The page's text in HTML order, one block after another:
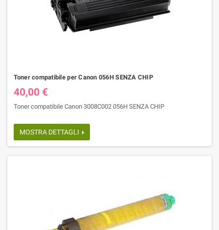
Toner compatibile per Canon 056H SENZA CHIP
40,00 €
Toner compatibile Canon 3008C002 056H SENZA CHIP
MOSTRA DETTAGLI